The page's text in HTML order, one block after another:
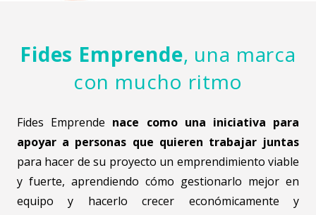
Fides Emprende, una marca
con mucho ritmo
Fides Emprende nace como una iniciativa para
apoyar a personas que quieren trabajar juntas
para hacer de su proyecto un emprendimiento viable
y fuerte, aprendiendo cómo gestionarlo mejor en
equipo y hacerlo crecer económicamente y